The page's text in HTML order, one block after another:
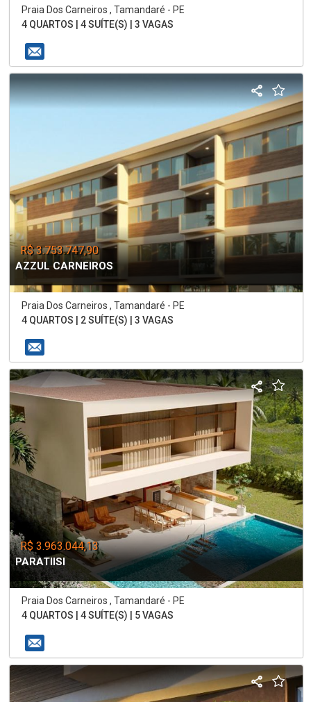
Praia Dos Carneiros , Tamandaré - PE
4 QUARTOS | 4 SUÍTE(S) | 3 VAGAS
R$ 3.753.747,90
AZZUL CARNEIROS
Praia Dos Carneiros , Tamandaré - PE
4 QUARTOS | 2 SUÍTE(S) | 3 VAGAS
R$ 3.963.044,13
PARATIISI
Praia Dos Carneiros , Tamandaré - PE
4 QUARTOS | 4 SUÍTE(S) | 5 VAGAS